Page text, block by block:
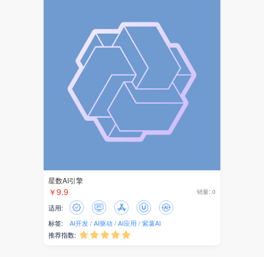
星数AI引擎
￥9.9 销量: 0
适用:
标签:
AI开发 AI驱动 AI应用
紫薯AI
推荐指数:     